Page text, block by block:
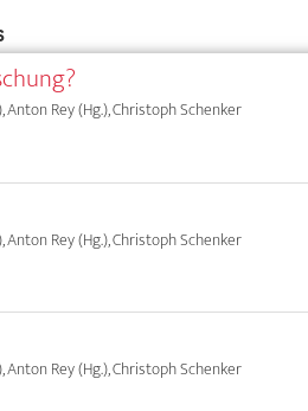
Anton Rey (Hg.), Christoph Schenker
Anton Rey (Hg.), Christoph Schenker
Anton Rey (Hg.), Christoph Schenker